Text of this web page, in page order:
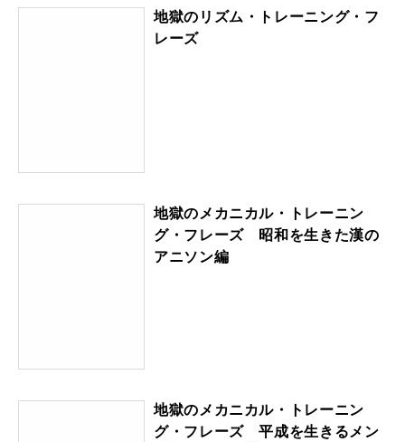
地獄のリズム・トレーニング・フ
レーズ
地獄のメカニカル・トレーニン
グ・フレーズ 昭和を生きた漢の
アニソン編
地獄のメカニカル・トレーニン
グ・フレーズ 平成を生きるメン